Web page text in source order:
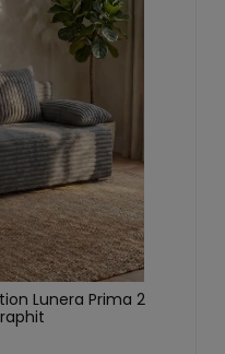
Lunera Prima 2